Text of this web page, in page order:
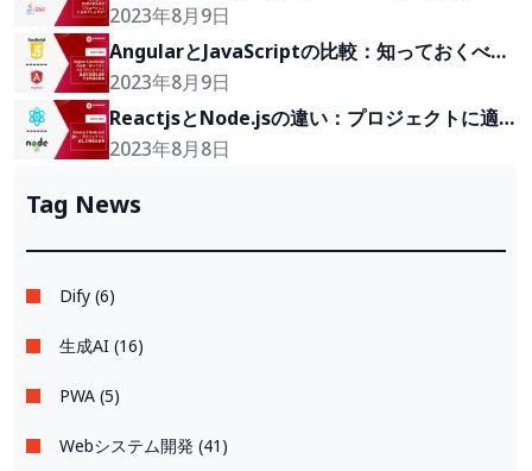
ューションとなるでしょうか?
2023年8月9日
AngularとJavaScriptの比較：知っておくべき
プロジェクトに最適な2つの言語を選択する方
法の提案
2023年8月9日
ReactjsとNode.jsの違い：プロジェクトに適し
た技術の3つの選択
2023年8月8日
Tag News
Dify (6)
生成AI (16)
PWA (5)
Webシステム開発 (41)